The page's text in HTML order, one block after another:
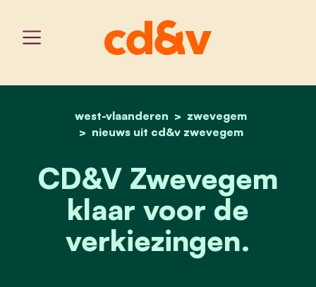
home
west-vlaanderen
zwevegem
nieuws uit cd&v zwevegem
cd&v zwevegem klaar
CD&V Zwevegem
klaar voor de
verkiezingen.